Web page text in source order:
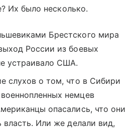
Их было несколько.
Брестского мира
России из боевых
устраивало США.
слухов о том, что в Сибири
немцев
опасались, что они
власть. Или же делали вид,